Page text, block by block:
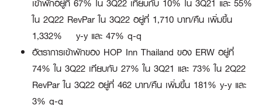
เข้าพักอยู่ที่ 67% ใน 3Q22 เทียบกับ 10% ใน 3Q21 และ 55%
ใน 2Q22 RevPar ใน 3Q22 อยู่ที่ 1,710 บาท/คืน เพิ่มขึ้น
1,332% y-y และ 47% q-q
อัตราการเข้าพักของ HOP Inn Thailand ของ ERW อยู่ที่
74% ใน 3Q22 เทียบกับ 27% ใน 3Q21 และ 73% ใน 2Q22
RevPar ใน 3Q22 อยู่ที่ 462 บาท/คืน เพิ่มขึ้น 181% y-y และ
3% q-q